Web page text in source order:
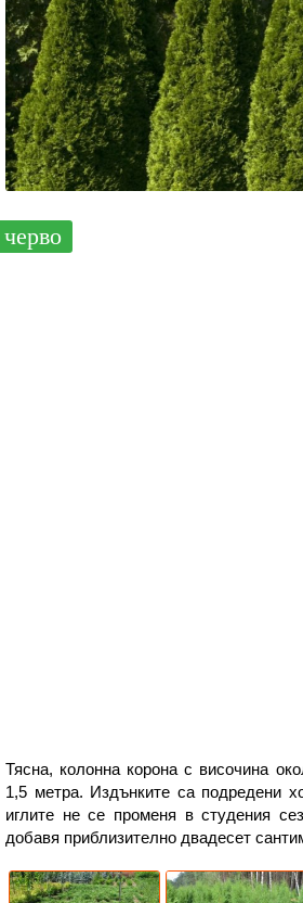
черво
Тясна, колонна корона с височина
1,5 метра. Издънките са подредени
иглите не се променя в студения
добавя приблизително двадесет